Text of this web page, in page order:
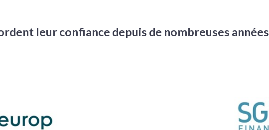
leur confiance depuis de nombreuses années